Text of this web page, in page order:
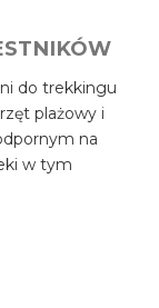
do trekkingu
plażowy i
na
w tym